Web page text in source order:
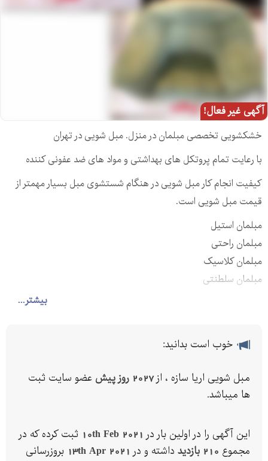
آگهی غیر فعال!
بیشتر...
خشکشویی تخصصی مبلمان در منزل. مبل شویی در تهران
با رعایت تمام پروتکل های بهداشتی و مواد های ضد عفونی کننده
کیفیت انجام کار مبل شویی در هنگام شستشوی مبل بسیار مهمتر از
قیمت مبل شویی است.
مبلمان استیل
مبلمان راحتی
مبلمان کلاسیک
مبلمان سلطنتی
مبلمان لاوست
انواع کاناپه و نیمکتی
مبلمان پارچه ای و…
خوب است بدانید:
مبل شویی اریا سازه ، از2027 روز پیش
عضو سایت ثبت
ها میباشد.
این آگهی را در اولین بار در 10th Feb 2021 ثبت کرده که در
مجموع 210 بازدید داشته و در 13th Apr 2021 بروزرسانی